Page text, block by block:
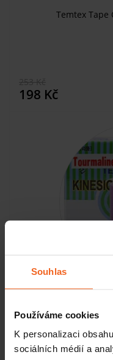
Souhlas
Používáme cookies
K personalizaci
sociálních médií a
Temtex Tape
198 Kč
Temtex Tape